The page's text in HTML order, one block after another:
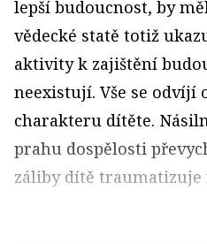
lepší budoucnost, by
vědecké statě totiž
aktivity k zajištění
neexistují. Vše se
charakteru dítěte.
prahu dospělosti
záliby dítě traumatizuje